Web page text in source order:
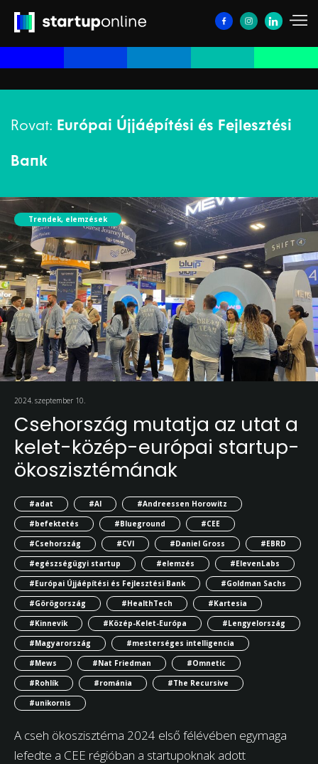
Rovat: Európai Újjáépítési és Fejlesztési
Bank
Trendek, elemzések
2024. szeptember 10.
Csehország mutatja az utat a
kelet-közép-európai startup-
ökoszisztémának
#adat #AI
#Andreessen Horowitz
#befektetés
#Blueground
#CEE
#Csehország
#CVI #Daniel Gross
#EBRD
#egészségügyi startup
#elemzés
#ElevenLabs
#Európai Újjáépítési és Fejlesztési Bank
#Goldman Sachs
#Görögország
#HealthTech
#Kartesia
#Kinnevik
#Közép-Kelet-Európa
#Lengyelország
#Magyarország
#mesterséges intelligencia
#Mews
#Nat Friedman
#Omnetic
#Rohlík
#románia
#The Recursive
#unikornis
A cseh ökoszisztéma 2024 első félévében egymaga
lefedte a CEE régióban a startupoknak adott